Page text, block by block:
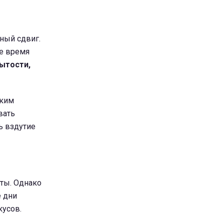
сдвиг.
время
вздутие
Однако
дни